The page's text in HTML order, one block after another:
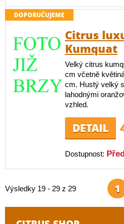
DOPORUČUJEME
Citrus
Kumquat
Velký citrus
cm včetně
cm. Hustý velký
lahodnými
vzhled.
DETAIL
Dostupnost:
Výsledky 19 - 29 z 29 1